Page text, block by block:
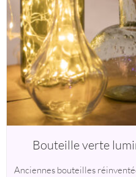
Bouteille verte
Anciennes bouteilles